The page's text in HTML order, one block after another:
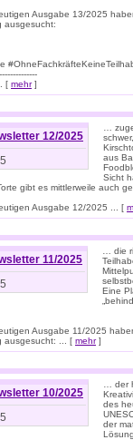
Ausgabe 13/2025
ausgesucht:
[ mehr]
12/2025
…
aus
Sicht
gibt es mittlerweile auch
Ausgabe 12/2025 ... [
11/2025
… die
Eine
Ausgabe 11/2025
ausgesucht: ... [ mehr]
10/2025
… der
des
der